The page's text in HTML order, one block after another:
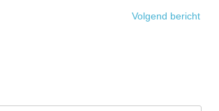
Volgend bericht